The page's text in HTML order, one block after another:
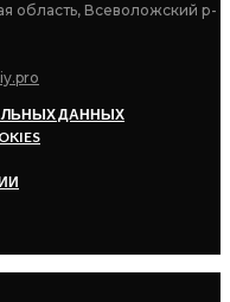
область, Всеволожский р-
ДАННЫХ